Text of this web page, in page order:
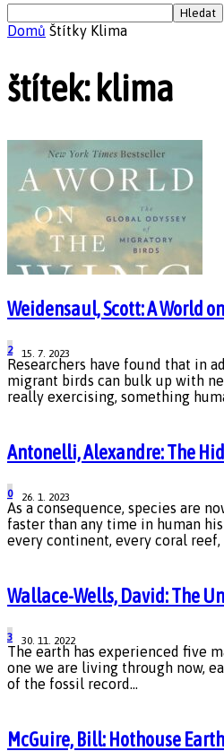
Domů Štítky Klima
štítek: klima
Weidensaul, Scott: A World
15. 7. 2023
2
Researchers have found that in
migrant birds can bulk up with
really exercising, something
Antonelli, Alexandre: The
26. 1. 2023
0
As a consequence, species are
faster than any time in human
every continent, every coral reef,
Wallace-Wells, David: The
30. 11. 2022
3
The earth has experienced five
one we are living through now,
of the fossil record...
McGuire, Bill: Hothouse Earth